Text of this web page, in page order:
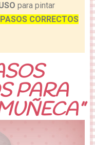
para pintar
CORRECTOS
PARA